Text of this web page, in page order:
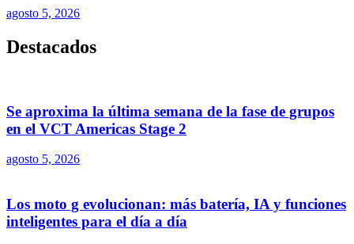
agosto 5, 2026
Destacados
Se aproxima la última semana de la fase de grupos
en el VCT Americas Stage 2
agosto 5, 2026
Los moto g evolucionan: más batería, IA y funciones
inteligentes para el día a día